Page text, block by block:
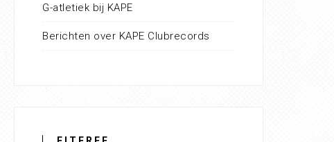
G-atletiek bij KAPE
Berichten over KAPE Clubrecords